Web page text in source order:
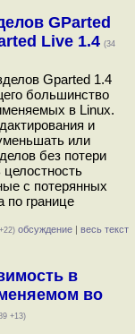
GParted
Live 1.4 (34
Gparted 1.4
большинство
в Linux.
и
или
без потери
с потерянных
по границе
обсуждение | весь текст
в
во
+13)